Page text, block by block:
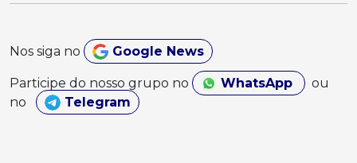
Nos siga no Google News
Participe do nosso grupo no WhatsApp
ou
no
Telegram